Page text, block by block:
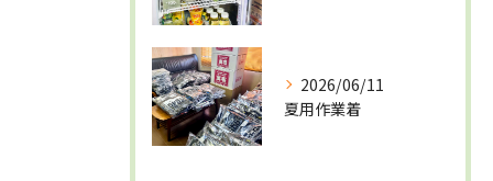
2026/06/11
夏用作業着